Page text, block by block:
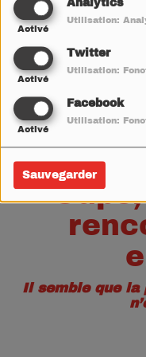
Analytics
Activé
Utilisation:
Twitter
Activé
Utilisation:
Facebook
Activé
Utilisation:
Sauvegarder
Il semble que la